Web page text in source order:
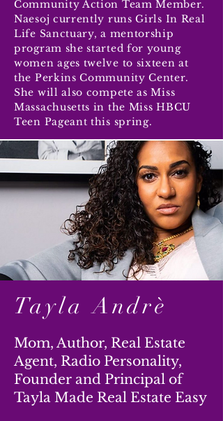
Community Action Team Member.
Naesoj currently runs Girls In Real
Life Sanctuary, a mentorship
program she started for young
women ages twelve to sixteen at
the Perkins Community Center.
She will also compete as Miss
Massachusetts in the Miss HBCU
Teen Pageant this spring.
Tayla Andrè
Mom, Author, Real Estate
Agent, Radio Personality,
Founder and Principal of
Tayla Made Real Estate Easy